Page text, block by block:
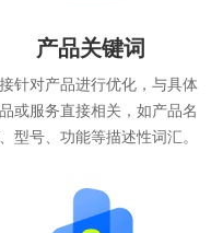
产品关键词
针对产品进行优化，与具体
或服务直接相关，如产品名
型号、功能等描述性词汇。